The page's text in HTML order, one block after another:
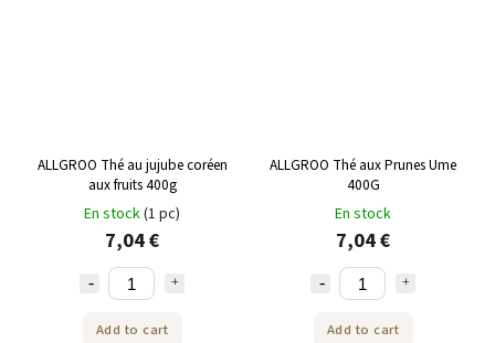
ALLGROO Thé au jujube coréen
aux fruits 400g
En stock(1 pc)
7,04 €
Add to cart
ALLGROO Thé aux Prunes Ume
400G
En stock
7,04 €
Add to cart